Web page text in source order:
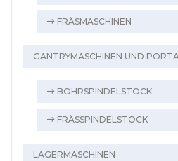
FRÄSMASCHINEN
GANTRYMASCHINEN UND
BOHRSPINDELSTOCK
FRÄSSPINDELSTOCK
LAGERMASCHINEN